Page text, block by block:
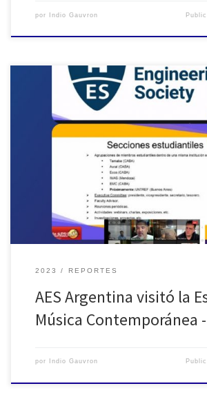
por Indio Gauvron
El viernes 21 de abril visitamos a compañeros
Escuela de Música Contemporánea -EMC-. En
la presentación de la Sección Profesional de
toda la comunidad educativa, y compartimos
proyectos e investigaciones con la Sección
2023 REPORTES
AES Argentina visitó la
Música Contemporánea -
por Indio Gauvron